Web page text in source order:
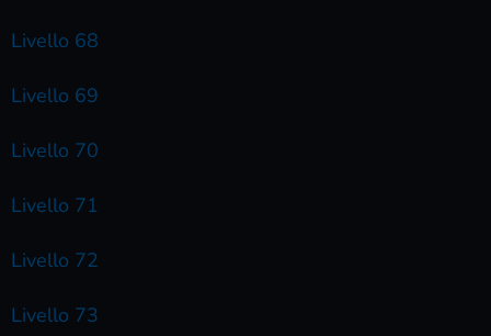
Livello 68
Livello 69
Livello 70
Livello 71
Livello 72
Livello 73